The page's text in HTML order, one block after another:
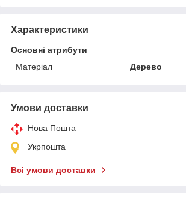
Характеристики
Основні атрибути
Матеріал
Дерево
Умови доставки
Нова Пошта
Укрпошта
Всі умови доставки